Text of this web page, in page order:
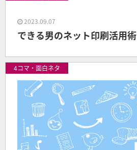
2023.09.07
できる男のネット印刷活用術
4コマ・面白ネタ